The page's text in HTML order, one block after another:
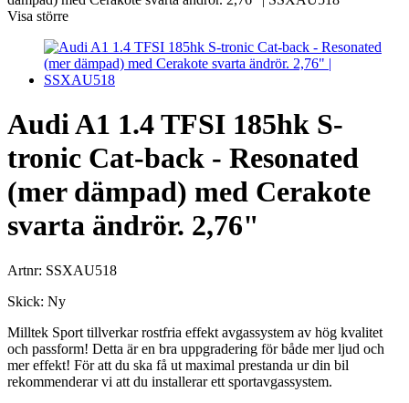
Visa större
Audi A1 1.4 TFSI 185hk S-
tronic Cat-back - Resonated
(mer dämpad) med Cerakote
svarta ändrör. 2,76"
Artnr: SSXAU518
Skick: Ny
Milltek Sport tillverkar rostfria effekt avgassystem av hög kvalitet
och passform! Detta är en bra uppgradering för både mer ljud och
mer effekt! För att du ska få ut maximal prestanda ur din bil
rekommenderar vi att du installerar ett sportavgassystem.